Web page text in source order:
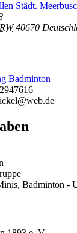
Städt.
40670
Badminton
Badminton -